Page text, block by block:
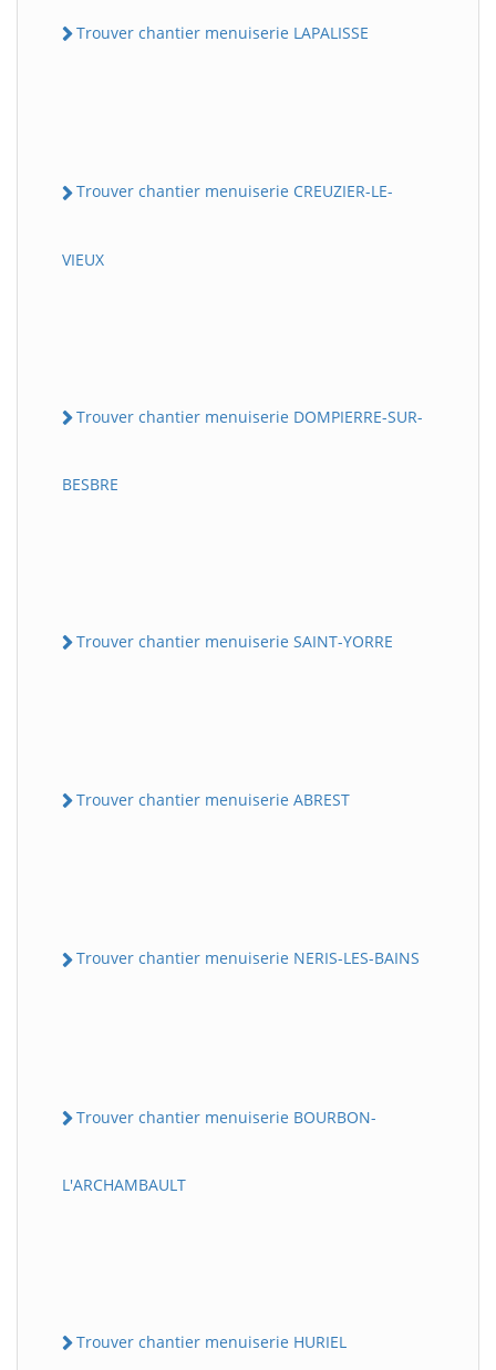
Trouver chantier menuiserie LAPALISSE
Trouver chantier menuiserie CREUZIER-LE-
VIEUX
Trouver chantier menuiserie DOMPIERRE-SUR-
BESBRE
Trouver chantier menuiserie SAINT-YORRE
Trouver chantier menuiserie ABREST
Trouver chantier menuiserie NERIS-LES-BAINS
Trouver chantier menuiserie BOURBON-
L'ARCHAMBAULT
Trouver chantier menuiserie HURIEL